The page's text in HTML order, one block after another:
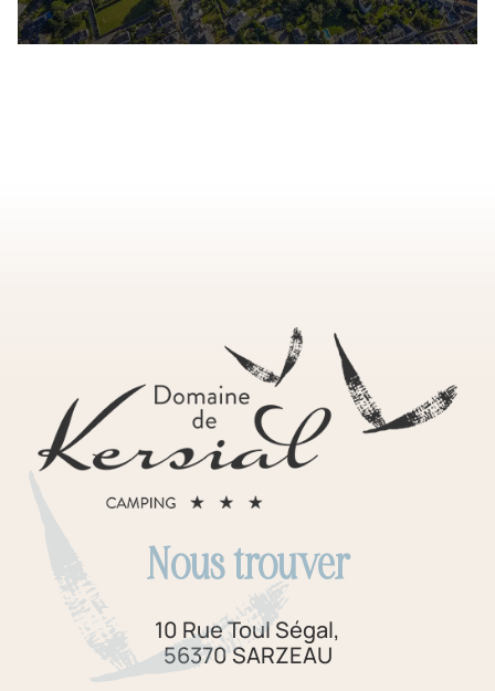
Nous trouver
10 Rue Toul Ségal,
56370 SARZEAU